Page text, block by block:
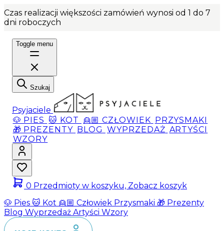
Czas realizacji większości zamówień wynosi od 1 do 7
dni roboczych
Toggle menu
Szukaj
Psyjaciele
🐶 PIES 🐱 KOT 👱🏼 CZŁOWIEK PRZYSMAKI
🎁 PREZENTY BLOG WYPRZEDAŻ ARTYŚCI
WZORY
0 Przedmioty w koszyku, Zobacz koszyk
🐶 Pies 🐱 Kot 👱🏼 Człowiek Przysmaki 🎁 Prezenty
Blog Wyprzedaż Artyści Wzory